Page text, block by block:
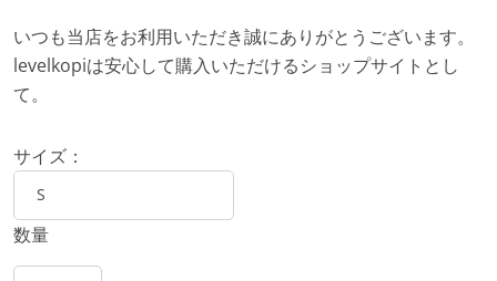
いつも当店をお利用いただき誠にありがとうございます。
levelkopiは安心して購入いただけるショップサイトとし
て。
サイズ：
数量